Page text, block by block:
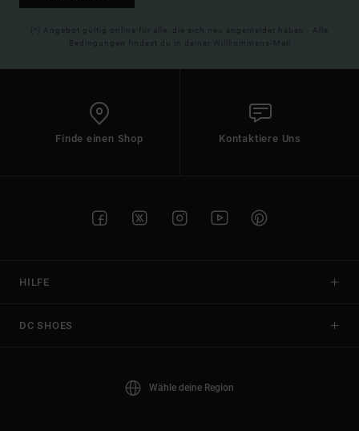
(*) Angebot gültig online für alle, die sich neu angemeldet haben - Alle
Bedingungen findest du in deiner Willkommens-Mail
Finde einen Shop Kontaktiere Uns
HILFE
DC SHOES
Wähle deine Region